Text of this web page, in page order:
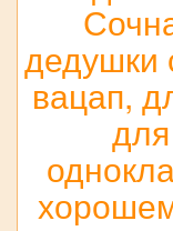
дедушки
вацап,